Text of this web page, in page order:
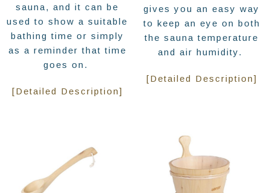
sauna, and it can be
used to show a suitable
bathing time or simply
as a reminder that time
goes on.
[Detailed Description]
gives you an easy way
to keep an eye on both
the sauna temperature
and air humidity.
[Detailed Description]